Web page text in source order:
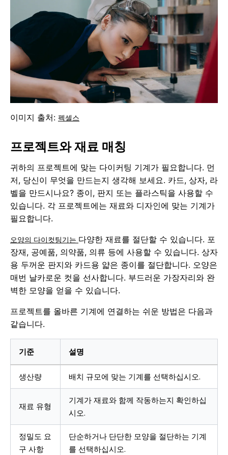
이미지 출처: 펙셀스
프로젝트와 재료 매칭
귀하의 프로젝트에 맞는 다이커팅 기계가 필요합니다. 먼
저, 당신이 무엇을 만드는지 생각해 보세요. 카드, 상자, 라
벨을 만드시나요? 종이, 판지 또는 플라스틱을 사용할 수
있습니다. 각 프로젝트에는 재료와 디자인에 맞는 기계가
필요합니다.
오양의 다이컷팅기는 다양한 재료를 절단할 수 있습니다. 포
장재, 공예품, 의약품, 의류 등에 사용할 수 있습니다. 상자
용 두꺼운 판지와 카드용 얇은 종이를 절단합니다. 오양은
매번 날카로운 컷을 선사합니다. 부드러운 가장자리와 완
벽한 모양을 얻을 수 있습니다.
프로젝트를 올바른 기계에 연결하는 쉬운 방법은 다음과
같습니다.
기준 설명
생산량 배치 규모에 맞는 기계를 선택하십시오.
재료 유형
기계가 재료와 함께 작동하는지 확인하십
시오.
정밀도 요
구 사항
단순하거나 단단한 모양을 절단하는 기계
를 선택하십시오.